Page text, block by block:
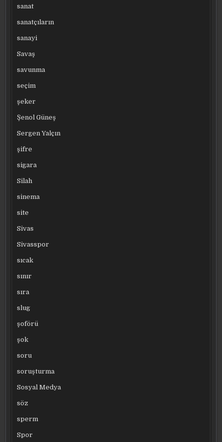
sanat
sanatçıların
sanayi
Savaş
savunma
seçim
şeker
Şenol Güneş
Sergen Yalçın
şifre
sigara
Silah
sinema
site
Sivas
Sivasspor
sıcak
sınır
sıra
slug
şoförü
şok
soru
soruşturma
Sosyal Medya
söz
sperm
Spor